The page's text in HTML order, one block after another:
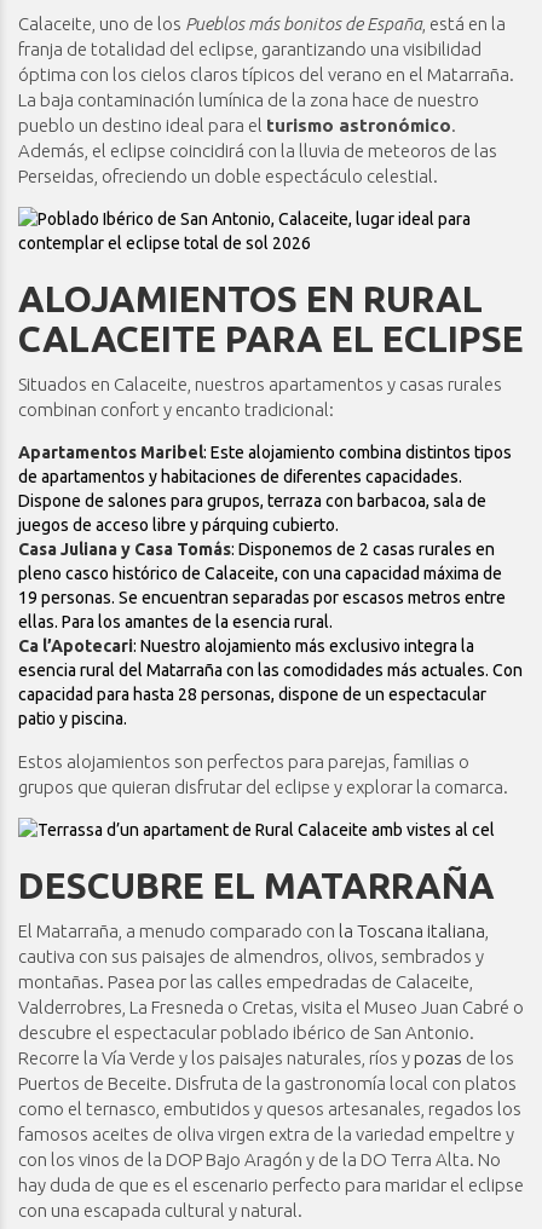
Calaceite, uno de los Pueblos más bonitos de España, está en la
franja de totalidad del eclipse, garantizando una visibilidad
óptima con los cielos claros típicos del verano en el Matarraña.
La baja contaminación lumínica de la zona hace de nuestro
pueblo un destino ideal para el turismo astronómico.
Además, el eclipse coincidirá con la lluvia de meteoros de las
Perseidas, ofreciendo un doble espectáculo celestial.
ALOJAMIENTOS EN RURAL
CALACEITE PARA EL ECLIPSE
Situados en Calaceite, nuestros apartamentos y casas rurales
combinan confort y encanto tradicional:
Apartamentos Maribel: Este alojamiento combina distintos tipos
de apartamentos y habitaciones de diferentes capacidades.
Dispone de salones para grupos, terraza con barbacoa, sala de
juegos de acceso libre y párquing cubierto.
Casa Juliana y Casa Tomás: Disponemos de 2 casas rurales en
pleno casco histórico de Calaceite, con una capacidad máxima de
19 personas. Se encuentran separadas por escasos metros entre
ellas. Para los amantes de la esencia rural.
Ca l’Apotecari: Nuestro alojamiento más exclusivo integra la
esencia rural del Matarraña con las comodidades más actuales. Con
capacidad para hasta 28 personas, dispone de un espectacular
patio y piscina.
Estos alojamientos son perfectos para parejas, familias o
grupos que quieran disfrutar del eclipse y explorar la comarca.
DESCUBRE EL MATARRAÑA
El Matarraña, a menudo comparado con la Toscana italiana
cautiva con sus paisajes de almendros, olivos, sembrados y
montañas. Pasea por las calles empedradas de Calaceite,
Valderrobres, La Fresneda o Cretas, visita el Museo Juan Cabré o
descubre el espectacular poblado ibérico de San Antonio.
Recorre la Vía Verde y los paisajes naturales, ríos y pozas de los
Puertos de Beceite. Disfruta de la gastronomía local con platos
como el ternasco, embutidos y quesos artesanales, regados los
famosos aceites de oliva virgen extra de la variedad empeltre y
con los vinos de la DOP Bajo Aragón y de la DO Terra Alta. No
hay duda de que es el escenario perfecto para maridar el eclipse
con una escapada cultural y natural.